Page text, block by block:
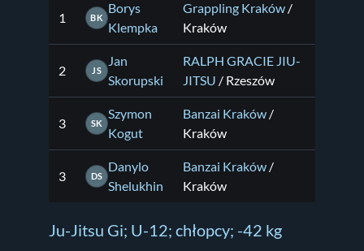
1 BK
Borys
Klempka
Grappling Kraków /
Kraków
2 JS
Jan
Skorupski
RALPH GRACIE JIU-
JITSU / Rzeszów
3 SK
Szymon
Kogut
Banzai Kraków /
Kraków
3 DS
Danylo
Shelukhin
Banzai Kraków /
Kraków
Ju-Jitsu Gi; U-12; chłopcy; -42 kg